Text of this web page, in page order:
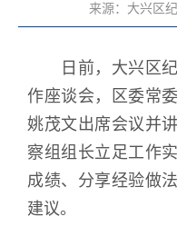
来源：大兴区
日前，大兴区纪
作座谈会，区委常
姚茂文出席会议并
察组组长立足工作
成绩、分享经验做
建议。